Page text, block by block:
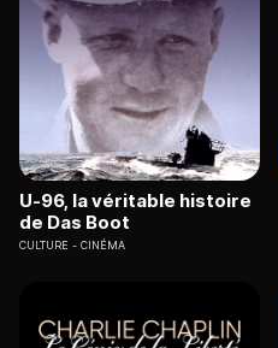
U-96, la véritable histoire
de Das Boot
CULTURE CINÉMA